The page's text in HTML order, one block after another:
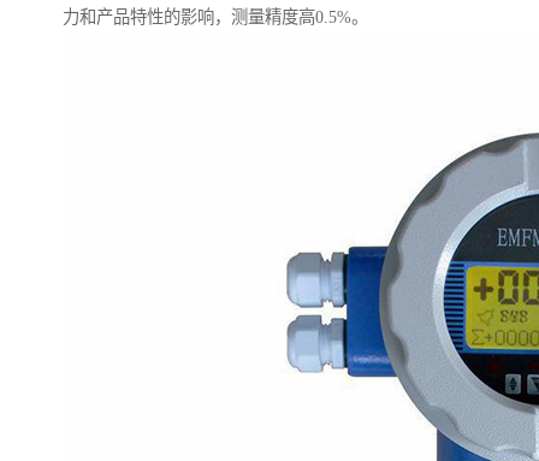
力和产品特性的影响，测量精度高0.5%。